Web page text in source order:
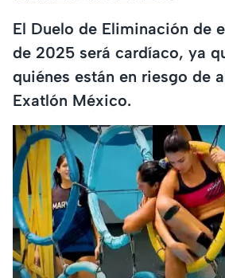
El Duelo de Eliminación de
de 2025 será cardíaco, ya
quiénes están en riesgo de
Exatlón México.